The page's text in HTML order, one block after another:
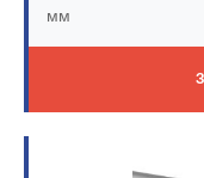
мм